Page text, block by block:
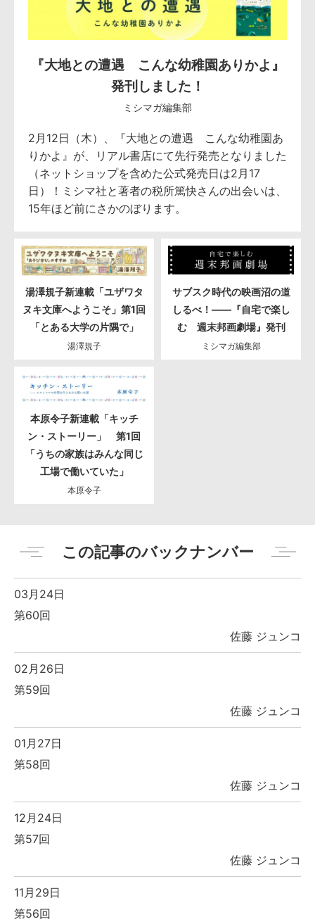
『大地との遭遇 こんな幼稚園ありかよ』
発刊しました！
ミシマガ編集部
2月12日（木）、『大地との遭遇 こんな幼稚園あ
りかよ』が、リアル書店にて先行発売となりました
（ネットショップを含めた公式発売日は2月17
日）！ミシマ社と著者の税所篤快さんの出会いは、
15年ほど前にさかのぼります。
湯澤規子新連載「ユザワタ
ヌキ文庫へようこそ」第1回
「とある大学の片隅で」
湯澤規子
サブスク時代の映画沼の道
しるべ！――『自宅で楽し
む 週末邦画劇場』発刊
ミシマガ編集部
本原令子新連載「キッチ
ン・ストーリー」 第1回
「うちの家族はみんな同じ
工場で働いていた」
本原令子
この記事のバックナンバー
03月24日
第60回
佐藤 ジュンコ
02月26日
第59回
佐藤 ジュンコ
01月27日
第58回
佐藤 ジュンコ
12月24日
第57回
佐藤 ジュンコ
11月29日
第56回